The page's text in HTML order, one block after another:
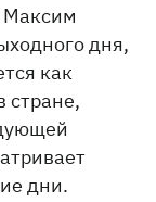
Максим
дня,
как
стране,
дни.